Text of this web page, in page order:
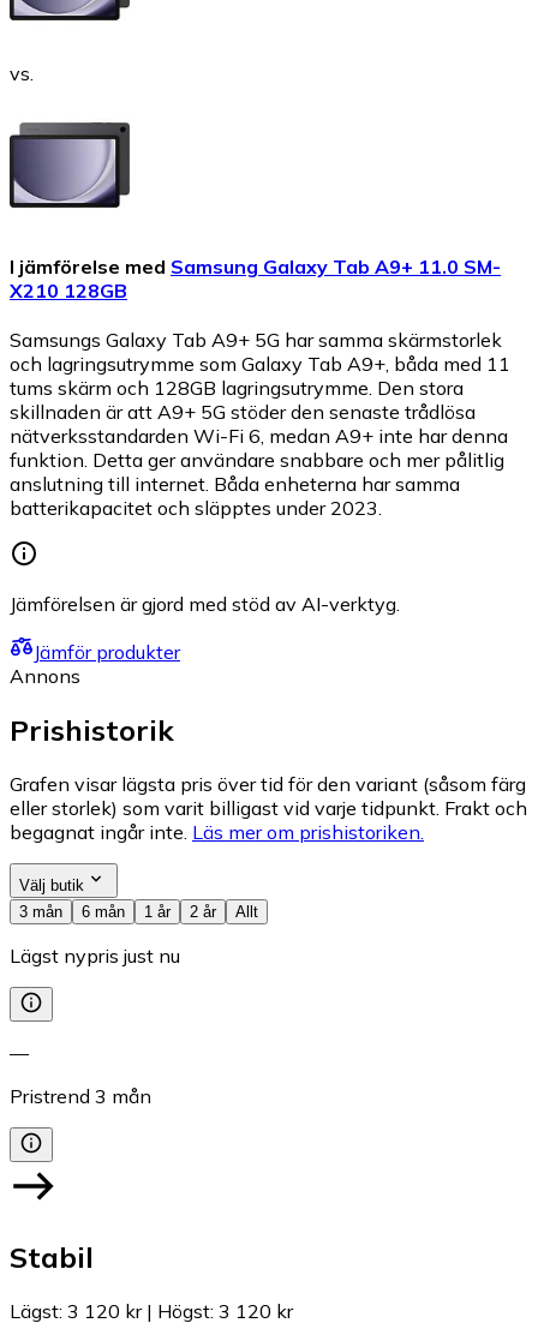
vs.
I jämförelse med Samsung Galaxy Tab A9+ 11.0 SM-
X210 128GB
Samsungs Galaxy Tab A9+ 5G har samma skärmstorlek
och lagringsutrymme som Galaxy Tab A9+, båda med 11
tums skärm och 128GB lagringsutrymme. Den stora
skillnaden är att A9+ 5G stöder den senaste trådlösa
nätverksstandarden Wi-Fi 6, medan A9+ inte har denna
funktion. Detta ger användare snabbare och mer pålitlig
anslutning till internet. Båda enheterna har samma
batterikapacitet och släpptes under 2023.
Jämförelsen är gjord med stöd av AI-verktyg.
Jämför produkter
Annons
Prishistorik
Grafen visar lägsta pris över tid för den variant (såsom färg
eller storlek) som varit billigast vid varje tidpunkt. Frakt och
begagnat ingår inte. Läs mer om prishistoriken.
Välj butik
3 mån
6 mån 1 år 2 år Allt
Lägst nypris just nu
—
Pristrend 3 mån
Stabil
Lägst: 3 120 kr| Högst: 3 120 kr